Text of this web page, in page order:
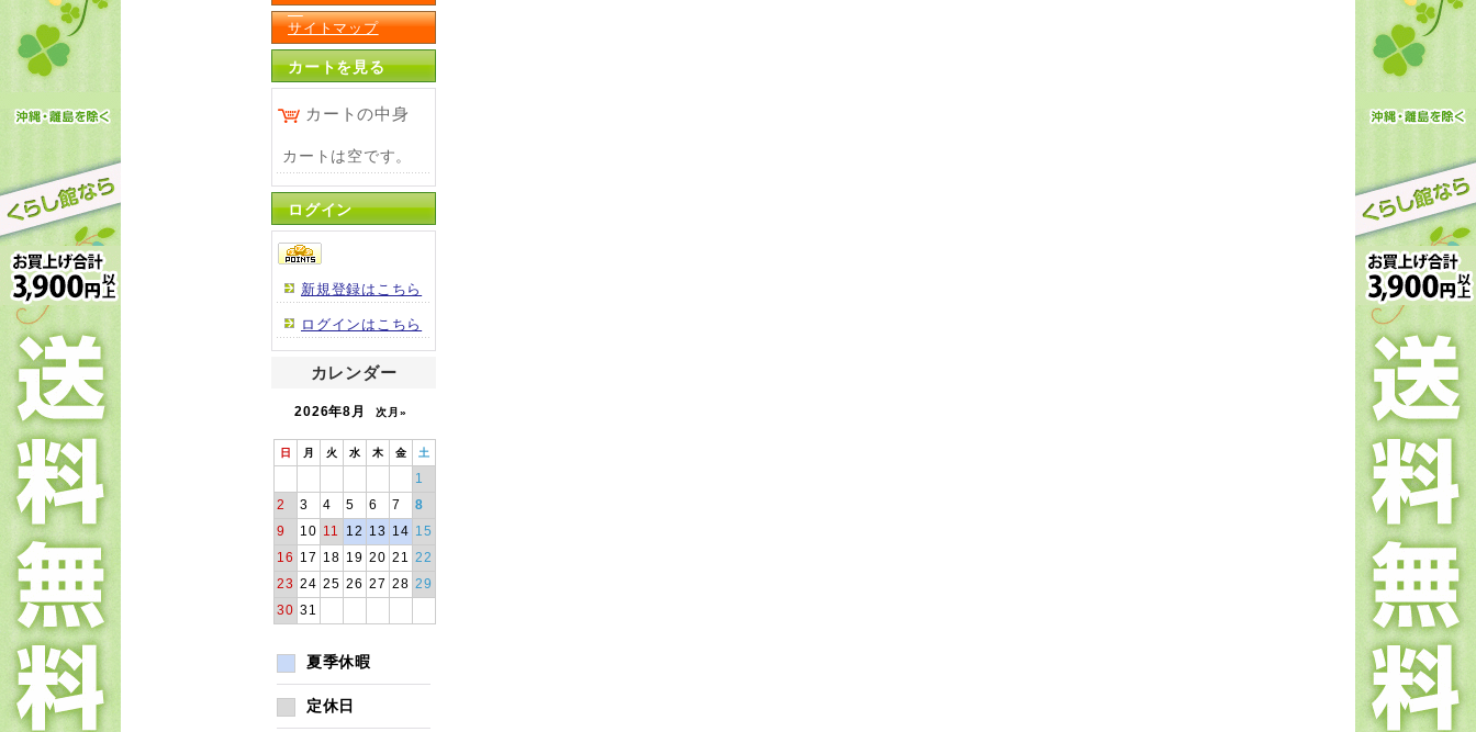
ー
サイトマップ
カートを見る
カートの中身
カートは空です。
ログイン
新規登録はこちら
ログインはこちら
カレンダー
2026年8月 次月»
日 月 火 水 木 金 土
1
2
3 4 5 6 7
8
9
10 11 12 13 14 15
16
17 18 19 20 21
22
23 24 25 26 27 28 29
30 31
夏季休暇
定休日